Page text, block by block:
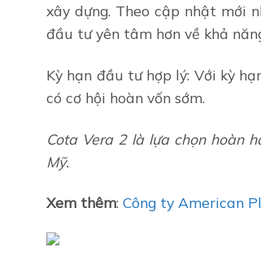
xây dựng. Theo cập nhật mới
đầu tư yên tâm hơn về khả
Kỳ hạn đầu tư hợp lý: Với kỳ
có cơ hội hoàn vốn sớm.
Cota Vera 2 là lựa chọn hoàn
Mỹ.
Xem thêm: Công ty American